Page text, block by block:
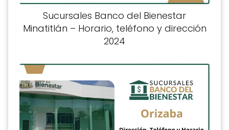
Sucursales Banco del Bienestar
Minatitlán – Horario, teléfono y dirección
2024